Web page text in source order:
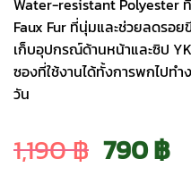
Water-resistant Polyester
Faux Fur ที่นุ่มและช่วยลดรอ
เก็บอุปกรณ์ด้านหน้าและซิป
ซองที่ใช้งานได้ทั้งการพกไปทำ
วัน
1,190฿ Original
790฿